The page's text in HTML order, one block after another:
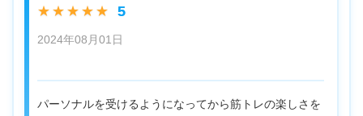
★★★★★ 5
2024年08月01日
パーソナルを受けるようになってから筋トレの楽しさを